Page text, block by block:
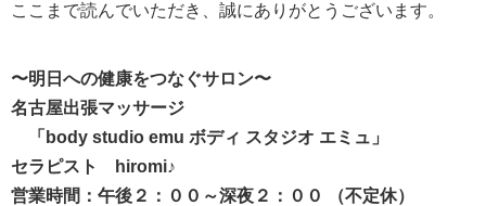
ここまで読んでいただき、誠にありがとうございます。
〜明日への健康をつなぐサロン〜
名古屋出張マッサージ
「body studio emu ボディ スタジオ エミュ」
セラピスト hiromi♪
営業時間：午後２：００～深夜２：００ （不定休）